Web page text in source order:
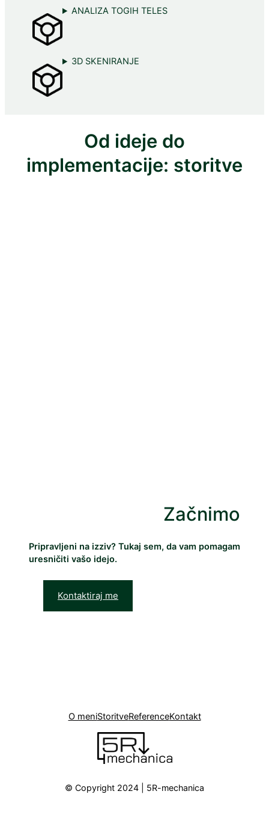
ANALIZA TOGIH TELES
3D SKENIRANJE
Od ideje do
implementacije: storitve
Začnimo
Pripravljeni na izziv? Tukaj sem, da vam pomagam
uresničiti vašo idejo.
Kontaktiraj me
O meniStoritveReferenceKontakt
© Copyright 2024 | 5R-mechanica